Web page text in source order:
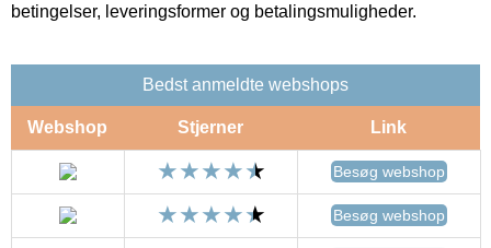
betingelser, leveringsformer og betalingsmuligheder.
Bedst anmeldte webshops
Webshop Stjerner Link
Besøg webshop
Besøg webshop